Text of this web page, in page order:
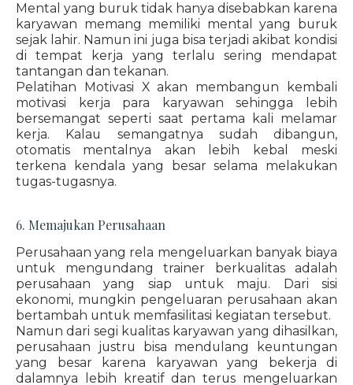
Mental yang buruk tidak hanya disebabkan karena
karyawan memang memiliki mental yang buruk
sejak lahir. Namun ini juga bisa terjadi akibat kondisi
di tempat kerja yang terlalu sering mendapat
tantangan dan tekanan.
Pelatihan Motivasi X akan membangun kembali
motivasi kerja para karyawan sehingga lebih
bersemangat seperti saat pertama kali melamar
kerja. Kalau semangatnya sudah dibangun,
otomatis mentalnya akan lebih kebal meski
terkena kendala yang besar selama melakukan
tugas-tugasnya.
6. Memajukan Perusahaan
Perusahaan yang rela mengeluarkan banyak biaya
untuk mengundang trainer berkualitas adalah
perusahaan yang siap untuk maju. Dari sisi
ekonomi, mungkin pengeluaran perusahaan akan
bertambah untuk memfasilitasi kegiatan tersebut.
Namun dari segi kualitas karyawan yang dihasilkan,
perusahaan justru bisa mendulang keuntungan
yang besar karena karyawan yang bekerja di
dalamnya lebih kreatif dan terus mengeluarkan